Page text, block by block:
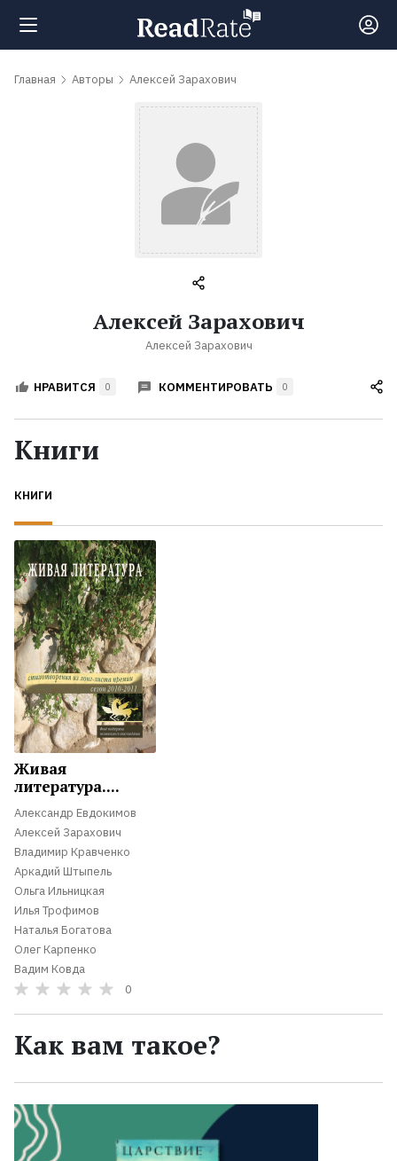
Поиск
обсуждаемые
Авторы
Жанры
Экранизации
Коллекции
Главная Авторы Алексей Зарахович
Алексей Зарахович
Алексей Зарахович
НРАВИТСЯ 0 КОММЕНТИРОВАТЬ 0
Книги
КНИГИ
Живая
литература....
Александр Евдокимов
Алексей Зарахович
Владимир Кравченко
Аркадий Штыпель
Ольга Ильницкая
Илья Трофимов
Наталья Богатова
Олег Карпенко
Вадим Ковда
0
Как вам такое?